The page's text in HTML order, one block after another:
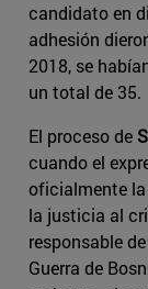
candidato en
adhesión
2018, se
un total de 35.
El proceso de
cuando el
oficialmente la
la justicia al
responsable
Guerra de